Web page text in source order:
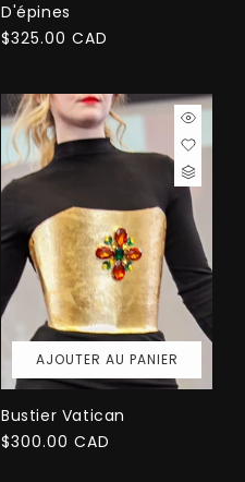
D'épines
Prix
$325.00 CAD
AJOUTER AU PANIER
Bustier Vatican
Prix
$300.00 CAD